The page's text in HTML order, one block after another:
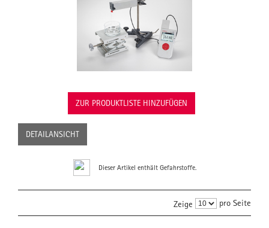
ZUR PRODUKTLISTE HINZUFÜGEN
DETAILANSICHT
Dieser Artikel enthält Gefahrstoffe.
Zeige pro Seite